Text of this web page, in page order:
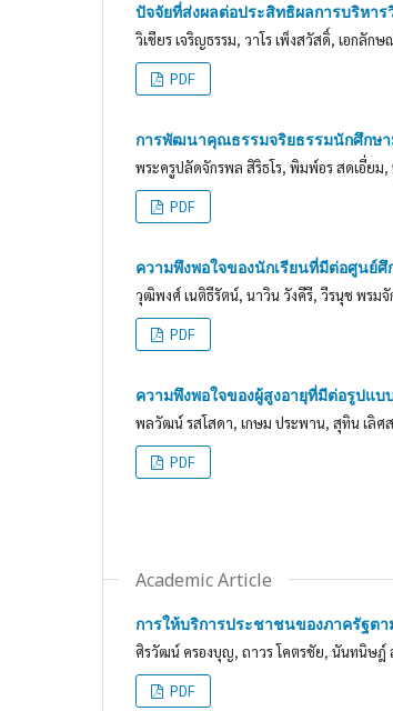
ปัจจัยที่ส่งผลต่อประสิทธิผลการบริหา
วิเชียร เจริญธรรม, วาโร เพ็งสวัสดิ์, เอกลักษ
PDF
การพัฒนาคุณธรรมจริยธรรมนักศึกษ
พระครูปลัดจักรพล สิริธโร, พิมพ์อร สดเอี่ยม
PDF
ความพึงพอใจของนักเรียนที่มีต่อศูนย์
วุฒิพงศ์ เนติธีรัตน์, นาวิน วังคีรี, วีรนุช พรมจั
PDF
ความพึงพอใจของผู้สูงอายุที่มีต่อรูปแ
พลวัฒน์ รสโสดา, เกษม ประพาน, สุทิน เลิศ
PDF
Academic Article
การให้บริการประชาชนของภาครัฐต
ศิรวัฒน์ ครองบุญ, ถาวร โคตรชัย, นันทนิษฎ์
PDF